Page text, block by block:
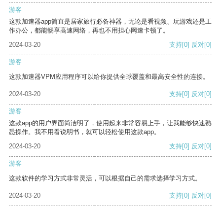
游客
这款加速器app简直是居家旅行必备神器，无论是看视频、玩游戏还是工
作办公，都能畅享高速网络，再也不用担心网速卡顿了。
2024-03-20
支持[0] 反对[0]
游客
这款加速器VPM应用程序可以给你提供全球覆盖和最高安全性的连接。
2024-03-20 支持[0] 反对[0]
游客
这款app的用户界面简洁明了，使用起来非常容易上手，让我能够快速熟
悉操作。我不用看说明书，就可以轻松使用这款app。
2024-03-20
支持[0] 反对[0]
游客
这款软件的学习方式非常灵活，可以根据自己的需求选择学习方式。
2024-03-20 支持[0] 反对[0]